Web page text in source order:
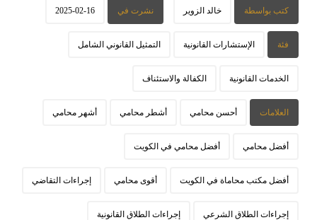
كتب بواسطة خالد الزوير نشرت في 2025-02-16
فئة الإستشارات القانونية التمثيل القانوني الشامل
الخدمات القانونية الكفالة والاستئناف
العلامات أحسن محامي أشطر محامي أشهر محامي
أفضل محامي أفضل محامي في الكويت
أفضل مكتب محاماة في الكويت أقوى محامي إجراءات التقاضي
إجراءات الطلاق الشرعي إجراءات الطلاق القانونية